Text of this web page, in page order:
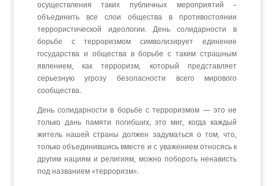
осуществления таких публичных мероприятий –
объединить все слои общества в противостоянии
террористической идеологии. День солидарности в
борьбе с терроризмом символизирует единение
государства и общества в борьбе с таким страшным
явлением, как терроризм, который представляет
серьезную угрозу безопасности всего мирового
сообщества.
День солидарности в борьбе с терроризмом — это не
только дань памяти погибших, это миг, когда каждый
житель нашей страны должен задуматься о том, что,
только объединившись вместе и с уважением относясь к
другим нациям и религиям, можно побороть ненависть
под названием «терроризм».